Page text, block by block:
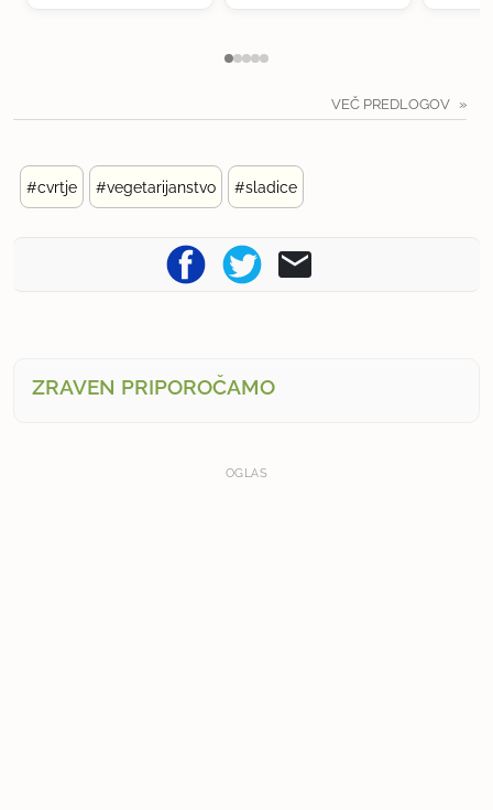
VEČ PREDLOGOV
#cvrtje #vegetarijanstvo #sladice
ZRAVEN PRIPOROČAMO
OGLAS